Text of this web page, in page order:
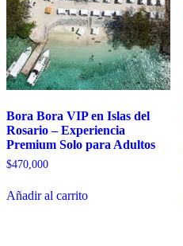
Bora Bora VIP en Islas del
Rosario – Experiencia
Premium Solo para Adultos
$470,000
Añadir al carrito